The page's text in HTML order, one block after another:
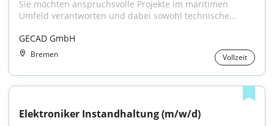
Sie möchten anspruchsvolle Projekte im maritimen
Umfeld verantworten und dabei sowohl technische...
GECAD GmbH
Bremen Vollzeit
Elektroniker Instandhaltung (m/w/d)